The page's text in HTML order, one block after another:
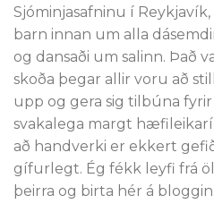
Sjóminjasafninu í
barn innan um alla
og dansaði um salinn. Það
skoða þegar allir voru að
upp og gera sig tilbúna
svakalega margt
að handverki er ekkert
gífurlegt. Ég fékk leyfi frá
þeirra og birta hér á